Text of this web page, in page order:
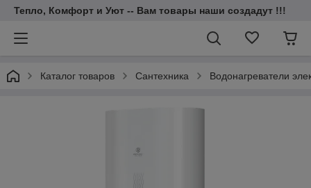
Тепло, Комфорт и Уют -- Вам товары наши создадут !!!
Каталог товаров Cантехника Водонагреватели